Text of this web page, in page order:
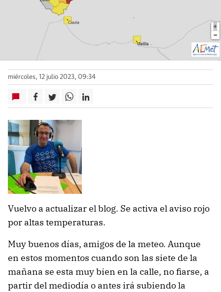
miércoles, 12 julio 2023, 09:34
Vuelvo a actualizar el blog. Se activa el aviso rojo
por altas temperaturas.
Muy buenos días, amigos de la meteo. Aunque
en estos momentos cuando son las siete de la
mañana se esta muy bien en la calle, no fiarse, a
partir del mediodía o antes irá subiendo la